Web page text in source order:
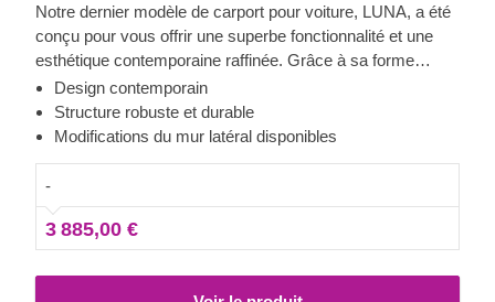
Notre dernier modèle de carport pour voiture, LUNA, a été
conçu pour vous offrir une superbe fonctionnalité et une
esthétique contemporaine raffinée. Grâce à sa forme
moderne et élégante, son design sublime et toit plat
contemporain, ce magnifique carport deviendra rapidement
un ajout précieux à votre espace extérieur. En plus, la
correspondant le mieux à vos besoins.
Design contemporain
Structure robuste et durable
Modifications du mur latéral disponibles
-
3 885,00 €